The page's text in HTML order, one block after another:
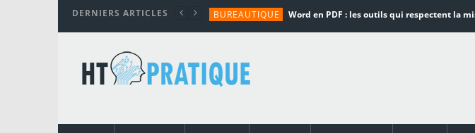
DERNIERS ARTICLES BUREAUTIQUE
TUTORIALS
MATÉRIEL
Vidéoprojecteurs Asus :